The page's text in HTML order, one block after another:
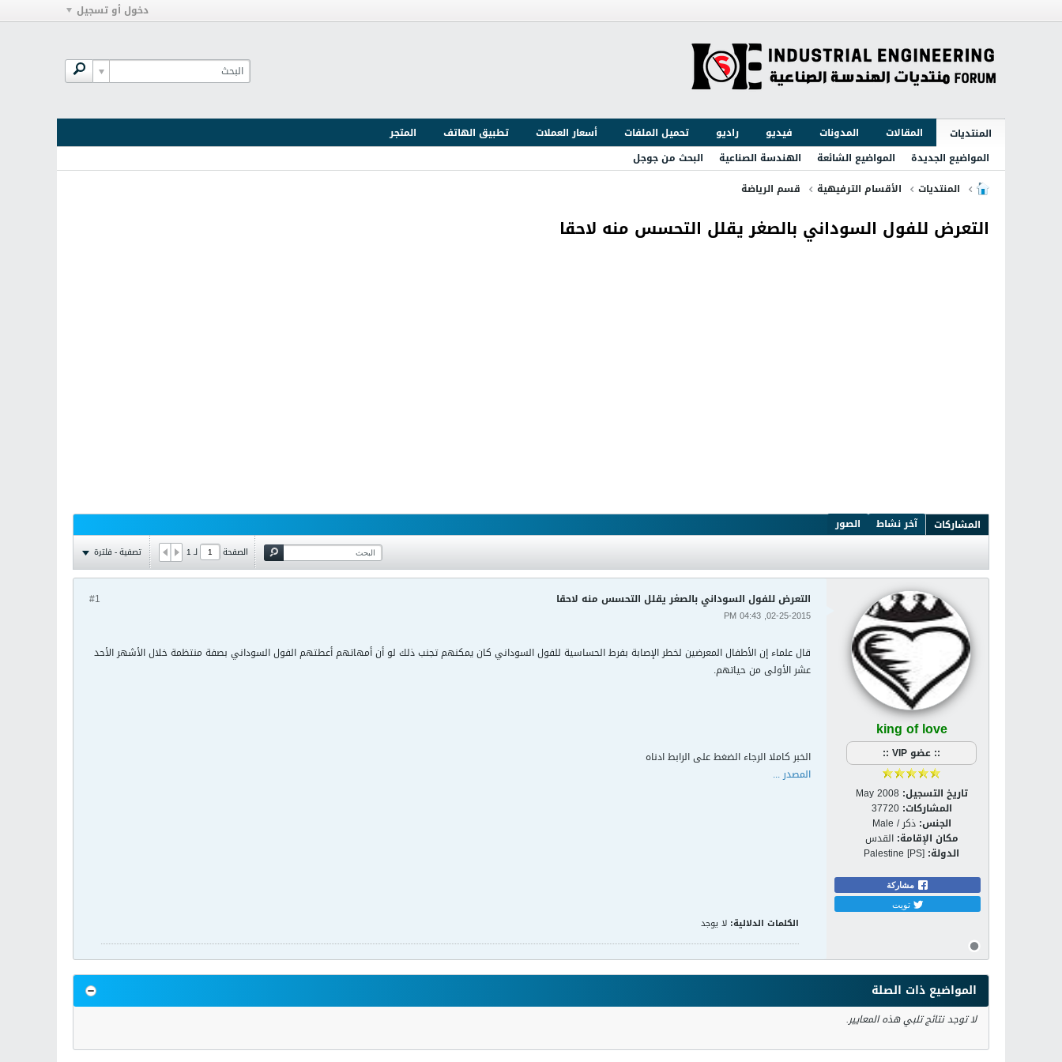
دخول أو تسجيل
المنتديات المقالات المدونات فيديو راديو تحميل الملفات أسعار العملات تطبيق الهاتف
المتجر
المواضيع الجديدة
المواضيع الشائعة الهندسة الصناعية
البحث من جوجل
المنتديات
الأقسام الترفيهية قسم الرياضة
التعرض للفول السوداني بالصغر يقلل التحسس منه لاحقا
المشاركات آخر نشاط الصور
الصفحة لـ1 تصفية - فلترة
king of love
:: عضو VIP ::
تاريخ التسجيل: May 2008
المشاركات: 37720
الجنس: ذكر / Male
مكان الإقامة: القدس
الدولة: Palestine [PS]
مشاركة
تويت
#1 التعرض للفول السوداني بالصغر يقلل التحسس منه لاحقا
02-25-2015, 04:43 PM
قال علماء إن الأطفال المعرضين لخطر الإصابة بفرط الحساسية للفول السوداني كان يمكنهم تجنب ذلك لو أن أمهاتهم أعطتهم الفول السوداني بصفة منتظمة خلال الأشهر الأحد
عشر الأولى من حياتهم.
الخبر كاملا الرجاء الضغط على الرابط ادناه
المصدر ...
الكلمات الدلالية: لا يوجد
المواضيع ذات الصلة
لا توجد نتائج تلبي هذه المعايير.